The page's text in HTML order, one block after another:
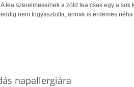
A tea szerelmeseinek a zöld tea csak egy a
eddig nem fogyasztotta, annak is érdemes
napallergiára